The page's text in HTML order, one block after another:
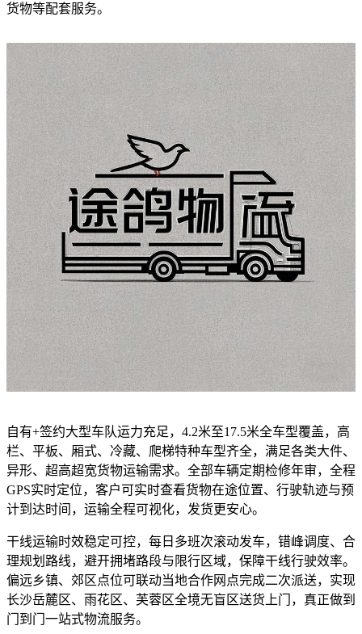
货物等配套服务。
自有+签约大型车队运力充足，4.2米至17.5米全车型覆盖，高
栏、平板、厢式、冷藏、爬梯特种车型齐全，满足各类大件、
异形、超高超宽货物运输需求。全部车辆定期检修年审，全程
GPS实时定位，客户可实时查看货物在途位置、行驶轨迹与预
计到达时间，运输全程可视化，发货更安心。
干线运输时效稳定可控，每日多班次滚动发车，错峰调度、合
理规划路线，避开拥堵路段与限行区域，保障干线行驶效率。
偏远乡镇、郊区点位可联动当地合作网点完成二次派送，实现
长沙岳麓区、雨花区、芙蓉区全境无盲区送货上门，真正做到
门到门一站式物流服务。